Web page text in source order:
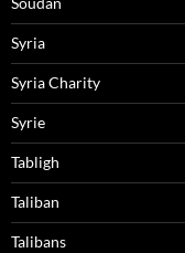
Syria
Syria Charity
Syrie
Tabligh
Taliban
Talibans